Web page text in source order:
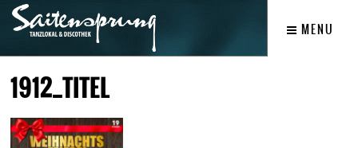
MENU
1912_TITEL